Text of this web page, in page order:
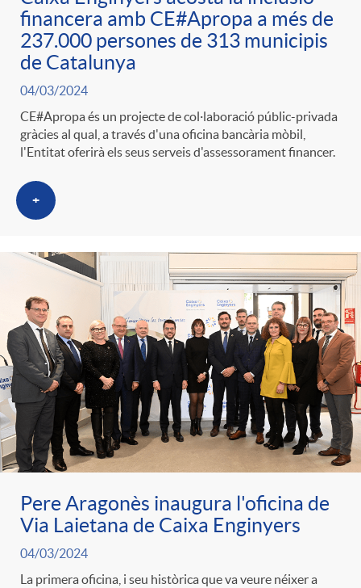
financera amb CE#Apropa a més de
237.000 persones de 313 municipis
de Catalunya
04/03/2024
CE#Apropa és un projecte de col·laboració públic-privada
gràcies al qual, a través d'una oficina bancària mòbil,
l'Entitat oferirà els seus serveis d'assessorament financer.
+
Pere Aragonès inaugura l'oficina de
Via Laietana de Caixa Enginyers
04/03/2024
La primera oficina, i seu històrica que va veure néixer a